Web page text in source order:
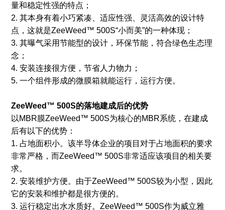
量和稳定性强的特点；
2. 其本身有着小巧紧凑、适应性强、灵活高效的设计特
点，这就是ZeeWeed™ 500S“小而美”的一种体现；
3. 其曝气采用节能型的设计，环保节能，符合绿色生态理
念；
4. 安装连接很方便，节省人力物力；
5. 一个组件形成的微膜箱就能运行，运行方便。
ZeeWeed™ 500S的落地建成后的优势
以MBR膜ZeeWeed™ 500S为核心的MBR系统，在建成
后有以下的优势：
1. 占地面积小。该半导体企业的项目对于占地面积的要求
非常严格，而ZeeWeed™ 500S非常适应该项目的相关要
求。
2. 安装维护方便。由于ZeeWeed™ 500S较为小型，因此
它的安装和维护都是很方便的。
3. 运行稳定出水水质好。ZeeWeed™ 500S作为威立雅